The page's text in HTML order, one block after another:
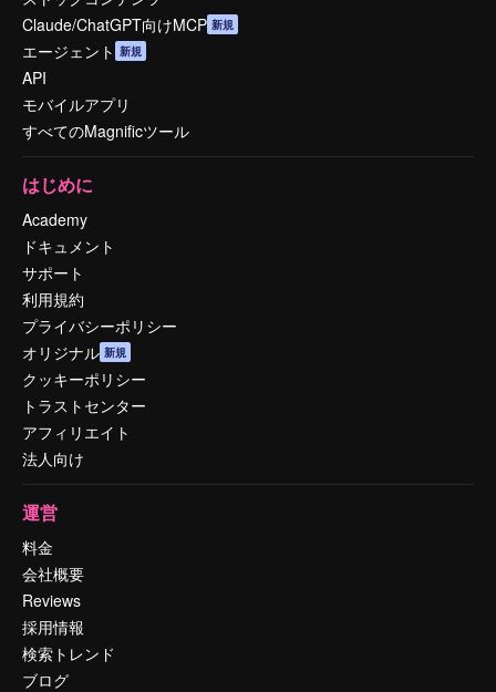
Claude/ChatGPT向けMCP 新規
エージェント 新規
API
モバイルアプリ
すべてのMagnificツール
はじめに
Academy
ドキュメント
サポート
利用規約
プライバシーポリシー
オリジナル 新規
クッキーポリシー
トラストセンター
アフィリエイト
法人向け
運営
料金
会社概要
Reviews
採用情報
検索トレンド
ブログ